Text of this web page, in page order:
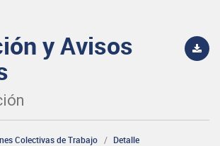
y Avisos
Colectivas de Trabajo Detalle